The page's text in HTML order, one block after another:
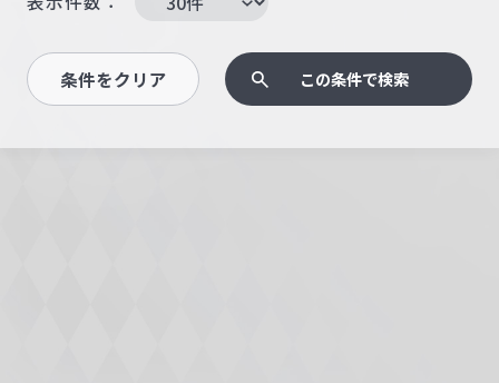
条件をクリア この条件で検索